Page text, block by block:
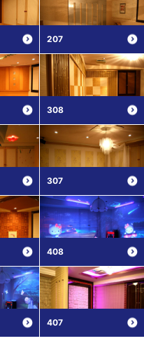
207
308
307
408
407